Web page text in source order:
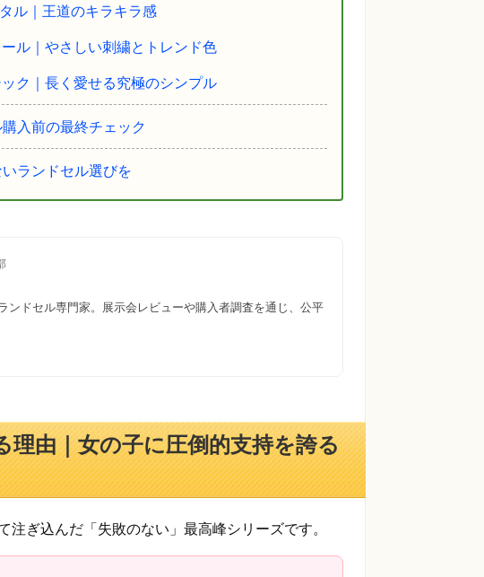
ル｜王道のキラキラ感
ル｜やさしい刺繍とトレンド色
ク｜長く愛せる究極のシンプル
入前の最終チェック
ランドセル選びを
ンドセル専門家。展示会レビューや購入者調査を通じ、公平
由｜女の子に圧倒的支持を誇る
ぎ込んだ「失敗のない」最高峰シリーズです。